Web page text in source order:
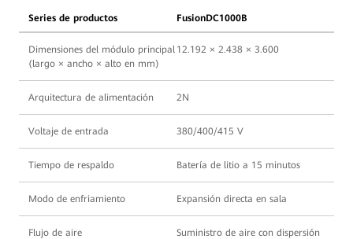
Series de productos FusionDC1000B
Dimensiones del módulo principal
(largo × ancho × alto en mm)
12.192 × 2.438 × 3.600
Arquitectura de alimentación 2N
Voltaje de entrada 380/400/415 V
Tiempo de respaldo Batería de litio a 15 minutos
Modo de enfriamiento Expansión directa en sala
Flujo de aire Suministro de aire con dispersión